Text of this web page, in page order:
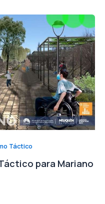
Táctico
para Mariano